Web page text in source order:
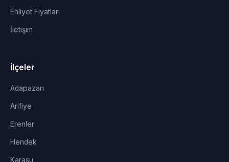
Ehliyet Fiyatları
İletişim
İlçeler
Adapazarı
Arifiye
Erenler
Hendek
Karasu